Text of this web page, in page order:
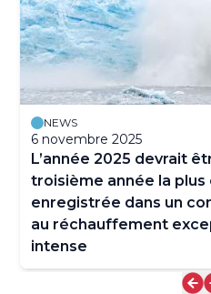
NEWS
6 novembre 2025
L’année 2025 devrait
troisième année la plus
enregistrée dans un
au réchauffement
intense